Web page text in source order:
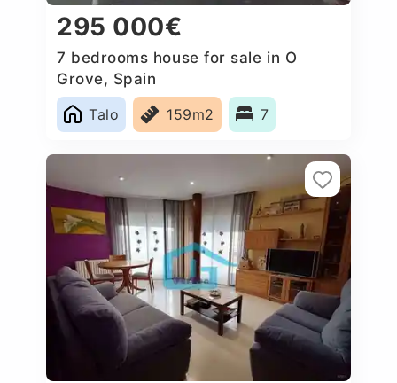
295 000€
7 bedrooms house for sale in O
Grove, Spain
Talo
159m2 7